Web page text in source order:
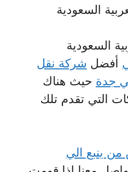
السعودية
السعودية
أفضل شركة نقل
جدة حيث هناك
التي تقدم تلك
ينبع الي